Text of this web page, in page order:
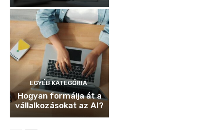
EGYÉB KATEGÓRIA
Hogyan formálja át a
vállalkozásokat az AI?